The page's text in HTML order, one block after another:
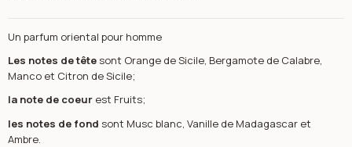
Un parfum oriental pour homme
Les notes de têtesont Orange de Sicile, Bergamote de Calabre,
Manco et Citron de Sicile;
la note de coeurest Fruits;
les notes de fond sont Musc blanc, Vanille de Madagascar et
Ambre.